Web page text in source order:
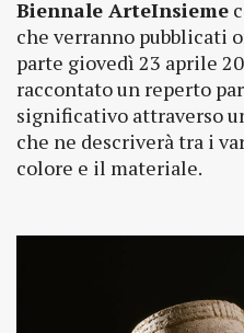
Biennale ArteInsieme
che verranno pubblicati
parte giovedì 23 aprile
raccontato un reperto
significativo attraverso
che ne descriverà tra i
colore e il materiale.